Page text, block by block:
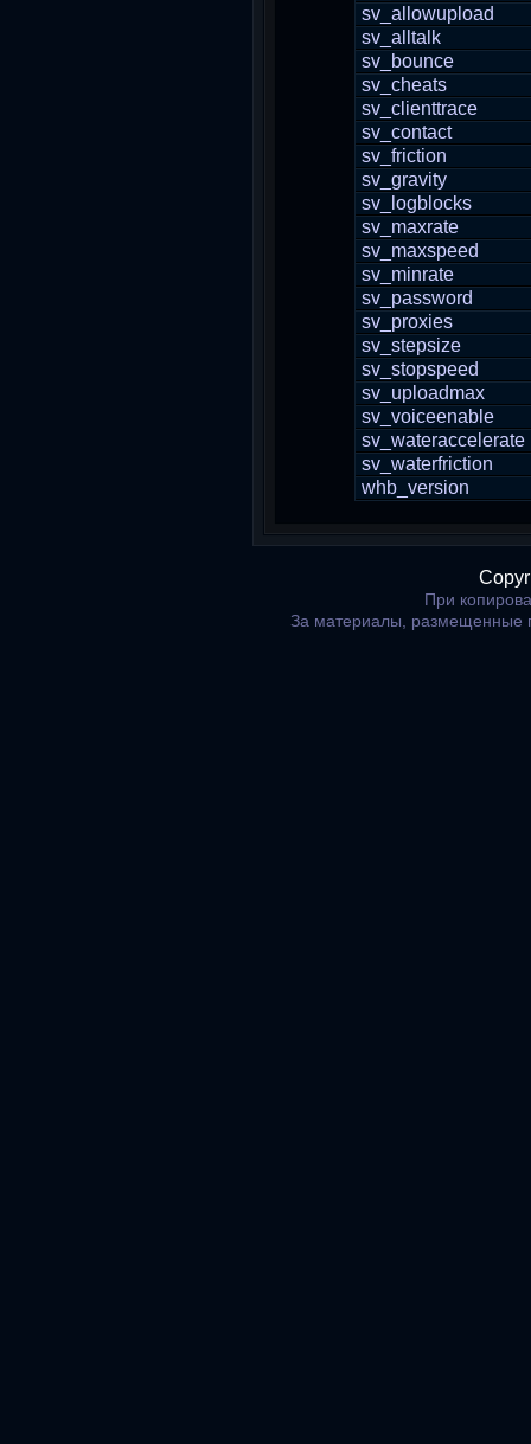
sv_allowupload
sv_alltalk
sv_bounce
sv_cheats
sv_clienttrace
sv_contact
sv_friction
sv_gravity
sv_logblocks
sv_maxrate
sv_maxspeed
sv_minrate
sv_password
sv_proxies
sv_stepsize
sv_stopspeed
sv_uploadmax
sv_voiceenable
sv_wateraccelerate
sv_waterfriction
whb_version
При
За материалы, размещенные